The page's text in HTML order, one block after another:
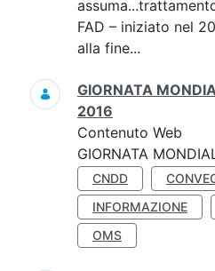
FAD – iniziato nel
alla fine...
GIORNATA
2016
Contenuto Web
GIORNATA
CNDD
INFORMAZIONE
OMS